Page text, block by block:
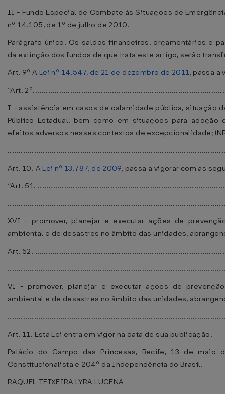
II - Fundo Especial de Combate às Situações de
nº 14.105, de 1º de julho de 2010.
Parágrafo único. Os saldos financeiros, orçamentários e
da extinção dos fundos de que trata este artigo, serão
Art. 9º A Lei nº 14.547, de 21 de dezembro de 2011, passa a
“Art.
I - assistência em casos de calamidade pública, situação
Público Estadual, bem como em situações para
efeitos adversos nesses contextos de excepcionalidade;
Art. 10. A Lei nº 13.787, de 2009, passa a vigorar com as
“Art. 51.
XVI - promover, planejar e executar ações de
ambiental e de desastres no âmbito das unidades,
Art. 52.
VI - promover, planejar e executar ações de
ambiental e de desastres no âmbito das unidades,
Art. 11. Esta Lei entra em vigor na data de sua publicação.
Palácio do Campo das Princesas, Recife, 13 de maio
Constitucionalista e 204º da Independência do Brasil.
RAQUEL TEIXEIRA LYRA LUCENA